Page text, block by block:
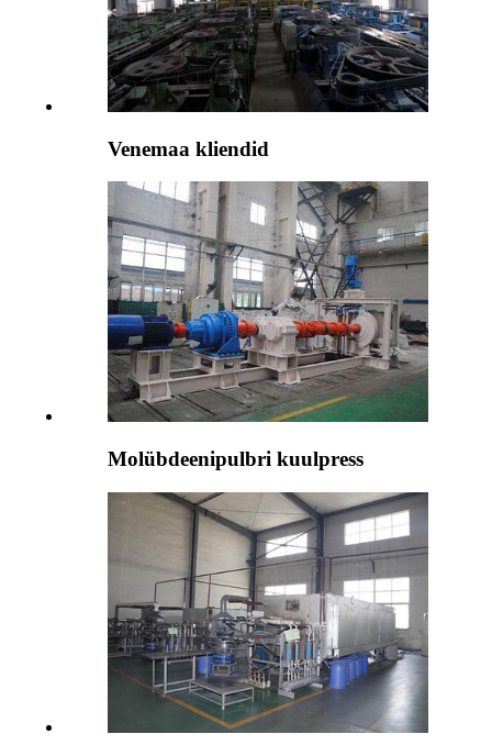
Venemaa kliendid
Molübdeenipulbri kuulpress